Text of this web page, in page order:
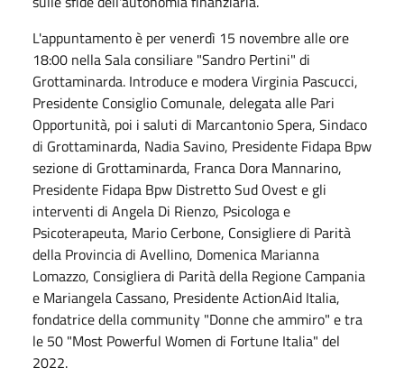
L'appuntamento è per venerdì 15 novembre alle ore
18:00 nella Sala consiliare "Sandro Pertini" di
Grottaminarda. Introduce e moderaVirginia Pascucci,
Presidente Consiglio Comunale, delegata alle Pari
Opportunità, poi i saluti di Marcantonio Spera, Sindaco
di Grottaminarda, Nadia Savino, Presidente Fidapa Bpw
sezione di Grottaminarda, Franca Dora Mannarino,
Presidente Fidapa Bpw Distretto Sud Ovest e gli
interventi di Angela Di Rienzo, Psicologa e
Psicoterapeuta, Mario Cerbone, Consigliere di Parità
della Provincia di Avellino, Domenica Marianna
Lomazzo, Consigliera di Parità della Regione Campania
e Mariangela Cassano, Presidente ActionAid Italia,
fondatrice della community "Donne che ammiro" e tra
le 50 "Most Powerful Women di Fortune Italia" del
2022.